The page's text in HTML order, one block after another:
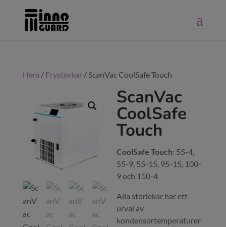
Hem / Frystorkar/ ScanVac CoolSafe Touch
ScanVac
CoolSafe
Touch
CoolSafe Touch: 55-4,
55-9, 55-15, 95-15, 100-
9 och 110-4
Alla storlekar har ett
urval av
kondensortemperaturer